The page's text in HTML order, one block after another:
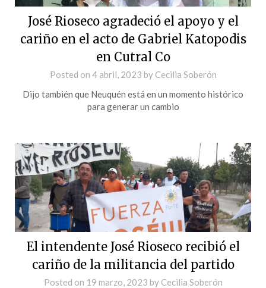
José Rioseco agradeció el apoyo y el
cariño en el acto de Gabriel Katopodis
en Cutral Co
Posted on 4 abril, 2023 by Cecilia Soberón
Dijo también que Neuquén está en un momento histórico
para generar un cambio
El intendente José Rioseco recibió el
cariño de la militancia del partido
Posted on 19 marzo, 2023 by Cecilia Soberón